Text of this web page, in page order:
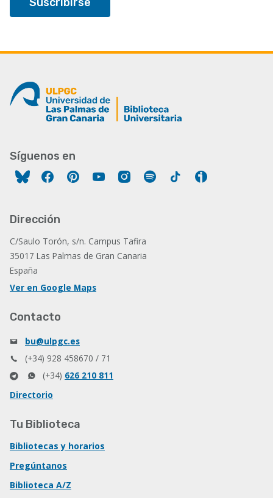
Síguenos en
FacebookPinterestYouTubeInstagram
Spotify Tiktok
Dirección
C/Saulo Torón, s/n. Campus Tafira
35017 Las Palmas de Gran Canaria
España
Ver en Google Maps
Contacto
bu@ulpgc.es
(+34) 928 458670 / 71
(+34) 626 210 811
Directorio
Tu Biblioteca
Bibliotecas y horarios
Pregúntanos
Biblioteca A/Z